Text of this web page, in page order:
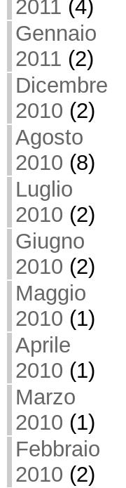
2011 (4)
Gennaio
2011 (2)
Dicembre
2010 (2)
Agosto
2010 (8)
Luglio
2010 (2)
Giugno
2010 (2)
Maggio
2010 (1)
Aprile
2010 (1)
Marzo
2010 (1)
Febbraio
2010 (2)